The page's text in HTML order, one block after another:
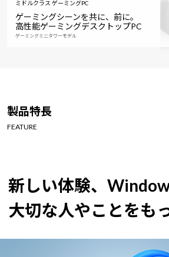
ミドルクラス ゲーミングPC
ゲーミングシーンを共に、前に。
高性能ゲーミングデスクトップPC
ゲーミングミニタワーモデル
製品特長
FEATURE
新しい体験、
大切な人やことをも